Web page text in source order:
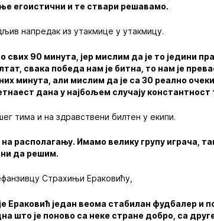
егоистични и те ствари решавамо.
напредак из утакмице у утакмицу.
90 минута, јер мислим да је то једини
свака победа нам је битна, то нам је
минута, али мислим да је са 30 реално
дана у најбољем случају
тима и на здравствени билтен у екипи.
располагању. Имамо велику групу играча,
да решим.
Страхињи Ераковићу,
Ераковић један веома стабилан фудбалер и
што је поново са неке стране добро, са